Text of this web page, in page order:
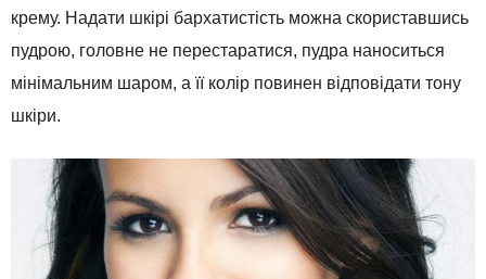
крему. Надати шкірі бархатистість можна скориставшись
пудрою, головне не перестаратися, пудра наноситься
мінімальним шаром, а її колір повинен відповідати тону
шкіри.